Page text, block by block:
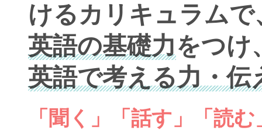
けるカリキュラムで
英語の基礎力をつけ
英語で考える力・伝
「聞く」「話す」「読